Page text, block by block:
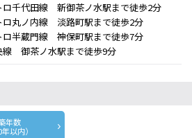
ロ千代田線 新御茶ノ水駅まで徒歩2分
ロ丸ノ内線 淡路町駅まで徒歩2分
ロ半蔵門線 神保町駅まで徒歩7分
線 御茶ノ水駅まで徒歩9分
年数
年以内）